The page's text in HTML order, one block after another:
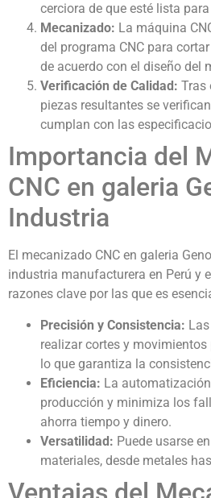
cerciora de que esté lista
Mecanizado: La máquina
del programa CNC para
de acuerdo con el diseño del
Verificación de Calidad: Tras
piezas resultantes se
cumplan con las
Importancia del
CNC en galeria
Industria
El mecanizado CNC en galeria
industria manufacturera en Perú y
razones clave por las que es
Precisión y Consistencia:
realizar cortes y
lo que garantiza la
Eficiencia: La
producción y minimiza los
ahorra tiempo y dinero.
Versatilidad: Puede usarse
materiales, desde metales